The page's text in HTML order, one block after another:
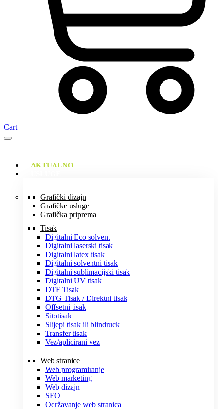
Cart
AKTUALNO
Grafički dizajn
Grafičke usluge
Grafička priprema
Tisak
Digitalni Eco solvent
Digitalni laserski tisak
Digitalni latex tisak
Digitalni solventni tisak
Digitalni sublimacijski tisak
Digitalni UV tisak
DTF Tisak
DTG Tisak / Direktni tisak
Offsetni tisak
Sitotisak
Slijepi tisak ili blindruck
Transfer tisak
Vez/aplicirani vez
Web stranice
Web programiranje
Web marketing
Web dizajn
SEO
Održavanje web stranica